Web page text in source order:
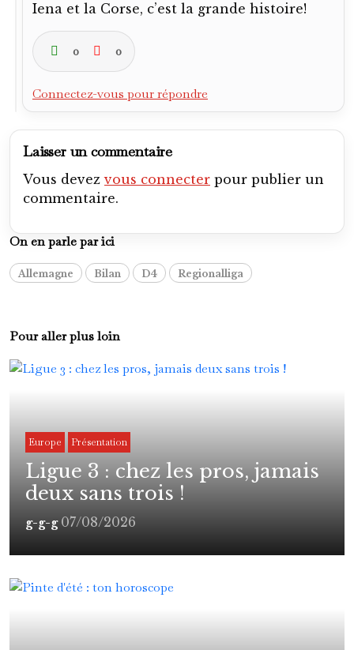
Iena et la Corse, c’est la grande histoire!
0 0
Connectez-vous pour répondre
Laisser un commentaire
Vous devezvous connecter pour publier un
commentaire.
On en parle par ici
Allemagne Bilan D4 Regionalliga
Pour aller plus loin
Europe Présentation
Ligue 3 : chez les pros, jamais
deux sans trois !
g-g-g 07/08/2026